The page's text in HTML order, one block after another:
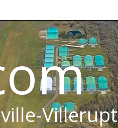
Villerupt